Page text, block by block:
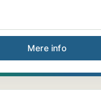
Mere info